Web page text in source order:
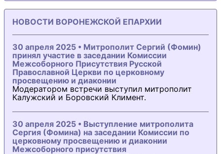
НОВОСТИ ВОРОНЕЖСКОЙ ЕПАРХИИ
30 апреля 2025 • Митрополит Сергий (Фомин)
принял участие в заседании Комиссии
Межсоборного Присутствия Русской
Православной Церкви по церковному
просвещению и диаконии
Модератором встречи выступил митрополит
Калужский и Боровский Климент.
30 апреля 2025 • Выступление митрополита
Сергия (Фомина) на заседании Комиссии по
церковному просвещению и диаконии
Межсоборного присутствия